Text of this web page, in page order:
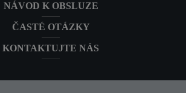
NÁVOD K OBSLUZE
ČASTÉ OTÁZKY
KONTAKTUJTE NÁS